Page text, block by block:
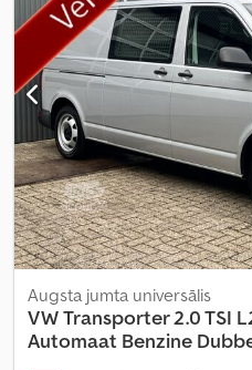
bīdāmās durvis, centrālā
programma (ESP), gaisa
kruīza kontrole, piekabes
pastiprinātājs,
Augsta jumta universālis
VWTransporter 2.0 TSI
Automaat Benzine